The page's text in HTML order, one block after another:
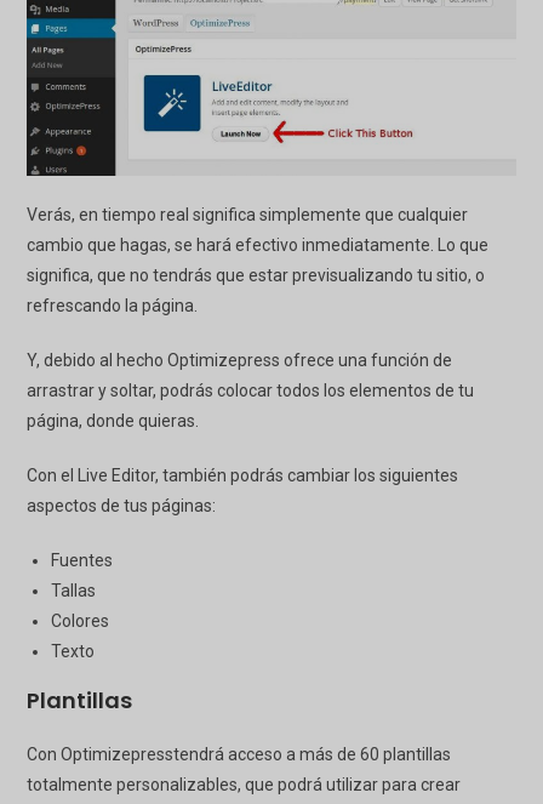
Verás, en tiempo real significa simplemente que cualquier
cambio que hagas, se hará efectivo inmediatamente. Lo que
significa, que no tendrás que estar previsualizando tu sitio, o
refrescando la página.
Y, debido al hechoOptimizepress ofrece una función de
arrastrar y soltar, podrás colocar todos los elementos de tu
página, donde quieras.
Con el Live Editor, también podrás cambiar los siguientes
aspectos de tus páginas:
Fuentes
Tallas
Colores
Texto
Plantillas
ConOptimizepresstendrá acceso a más de 60 plantillas
totalmente personalizables, que podrá utilizar para crear